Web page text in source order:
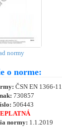
normy
o norme:
ČSN EN 1366-11
730857
506443
normy: 1.1.2019